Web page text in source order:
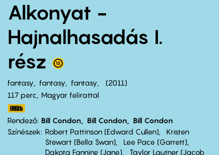
Alkonyat -
Hajnalhasadás I.
rész
fantasy fantasy fantasy
2011
117 perc,
Magyar felirattal
Rendező Bill Condon Bill Condon
Bill Condon
Színészek
Robert Pattinson (Edward Cullen)
Kristen
Stewart (Bella Swan)
Lee Pace (Garrett)
Dakota Fanning (Jane)
Taylor Lautner (Jacob